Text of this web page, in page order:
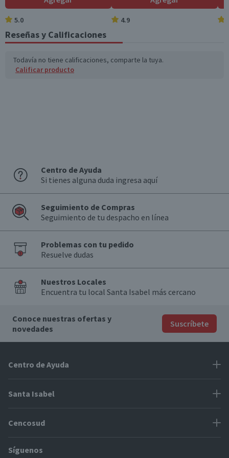
5.0 4.9
Reseñas y Calificaciones
Todavía no tiene calificaciones, comparte la tuya.
Calificar producto
Centro de Ayuda
Si tienes alguna duda ingresa aquí
Seguimiento de Compras
Seguimiento de tu despacho en línea
Problemas con tu pedido
Resuelve dudas
Nuestros Locales
Encuentra tu local Santa Isabel más cercano
Conoce nuestras ofertas y
novedades
Suscríbete
Centro de Ayuda
Problemas con tu pedido
Cómo modificar mis datos
Modos de entrega y cobertura
Santa Isabel
Proveedores
Cencosud
Paris
Síguenos